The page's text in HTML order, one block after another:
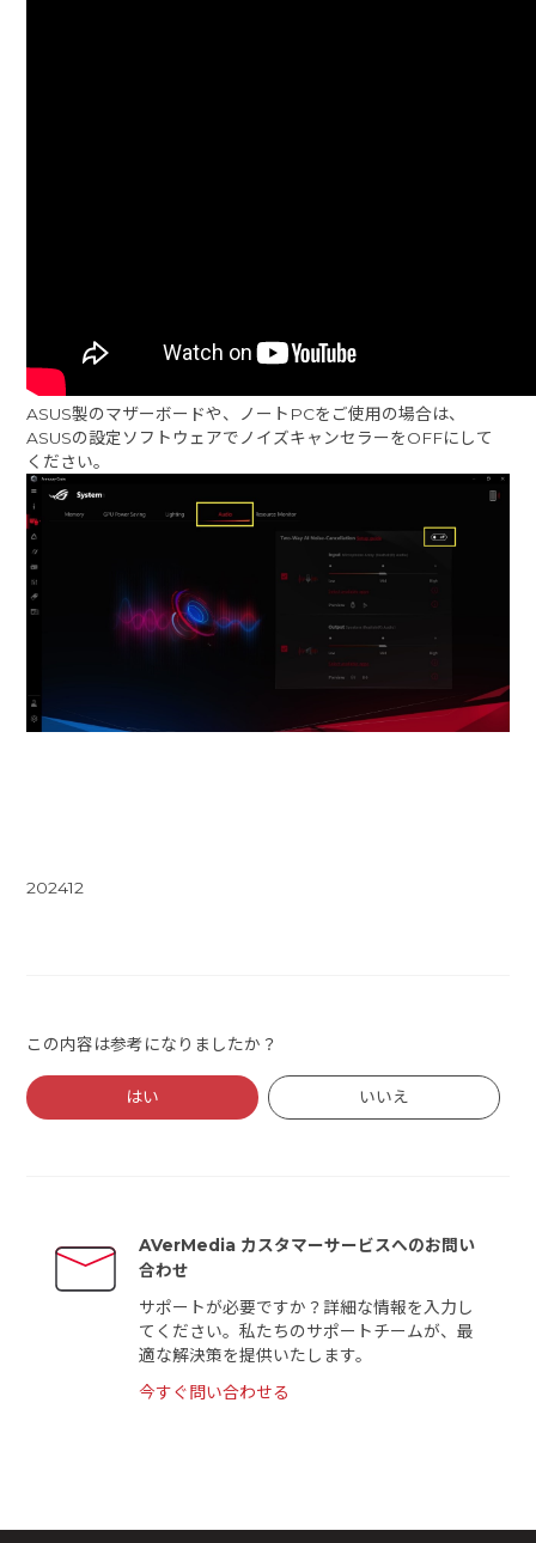
ASUS製のマザーボードや、ノートPCをご使用の場合は、
ASUSの設定ソフトウェアでノイズキャンセラーをOFFにして
ください。
202412
この内容は参考になりましたか？
はい いいえ
AVerMedia カスタマーサービスへのお問い
合わせ
サポートが必要ですか？詳細な情報を入力し
てください。私たちのサポートチームが、最
適な解決策を提供いたします。
今すぐ問い合わせる